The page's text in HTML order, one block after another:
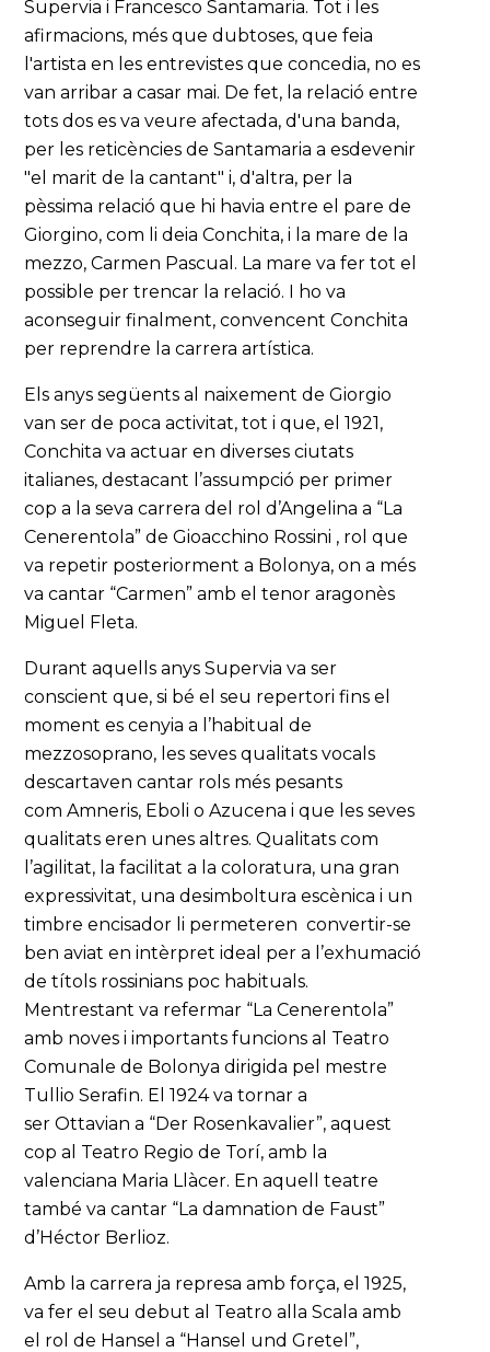
Supervia i Francesco Santamaria. Tot i les
afirmacions, més que dubtoses, que feia
l'artista en les entrevistes que concedia, no es
van arribar a casar mai. De fet, la relació entre
tots dos es va veure afectada, d'una banda,
per les reticències de Santamaria a esdevenir
"el marit de la cantant" i, d'altra, per la
pèssima relació que hi havia entre el pare de
Giorgino, com li deia Conchita, i la mare de la
mezzo, Carmen Pascual. La mare va fer tot el
possible per trencar la relació. I ho va
aconseguir finalment, convencent Conchita
per reprendre la carrera artística.
Els anys següents al naixement de Giorgio
van ser de poca activitat, tot i que, el 1921,
Conchita va actuar en diverses ciutats
italianes, destacant l’assumpció per primer
cop a la seva carrera del rol d’Angelina a “La
Cenerentola” de Gioacchino Rossini , rol que
va repetir posteriorment a Bolonya, on a més
va cantar “Carmen” amb el tenor aragonès
Miguel Fleta.
Durant aquells anys Supervia va ser
conscient que, si bé el seu repertori fins el
moment es cenyia a l’habitual de
mezzosoprano, les seves qualitats vocals
descartaven cantar rols més pesants
com Amneris, Eboli o Azucena i que les seves
qualitats eren unes altres. Qualitats com
l’agilitat, la facilitat a la coloratura, una gran
expressivitat, una desimboltura escènica i un
timbre encisador li permeteren convertir-se
ben aviat en intèrpret ideal per a l’exhumació
de títols rossinians poc habituals.
Mentrestant va refermar “La Cenerentola”
amb noves i importants funcions al Teatro
Comunale de Bolonya dirigida pel mestre
Tullio Serafin. El 1924 va tornar a
ser Ottavian a “Der Rosenkavalier”, aquest
cop al Teatro Regio de Torí, amb la
valenciana Maria Llàcer. En aquell teatre
també va cantar “La damnation de Faust”
d’Héctor Berlioz.
Amb la carrera ja represa amb força, el 1925,
va fer el seu debut al Teatro alla Scala amb
el rol de Hansel a “Hansel und Gretel”,